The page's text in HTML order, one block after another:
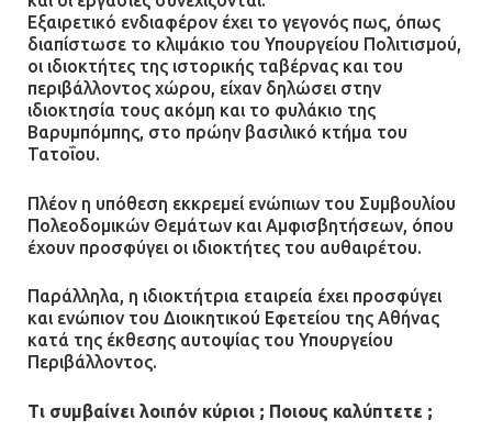
Εξαιρετικό ενδιαφέρον έχει το γεγονός πως, όπως
διαπίστωσε το κλιμάκιο του Υπουργείου Πολιτισμού,
οι ιδιοκτήτες της ιστορικής ταβέρνας και του
περιβάλλοντος χώρου, είχαν δηλώσει στην
ιδιοκτησία τους ακόμη και το φυλάκιο της
Βαρυμπόμπης, στο πρώην βασιλικό κτήμα του
Τατοΐου.
Πλέον η υπόθεση εκκρεμεί ενώπιων του Συμβουλίου
Πολεοδομικών Θεμάτων και Αμφισβητήσεων, όπου
έχουν προσφύγει οι ιδιοκτήτες του αυθαιρέτου.
Παράλληλα, η ιδιοκτήτρια εταιρεία έχει προσφύγει
και ενώπιον του Διοικητικού Εφετείου της Αθήνας
κατά της έκθεσης αυτοψίας του Υπουργείου
Περιβάλλοντος.
Τι συμβαίνει λοιπόν κύριοι ; Ποιους καλύπτετε ;